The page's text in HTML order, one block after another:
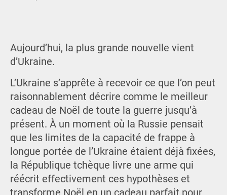
Aujourd’hui, la plus grande nouvelle vient
d’Ukraine.
L’Ukraine s’apprête à recevoir ce que l’on peut
raisonnablement décrire comme le meilleur
cadeau de Noël de toute la guerre jusqu’à
présent. À un moment où la Russie pensait
que les limites de la capacité de frappe à
longue portée de l’Ukraine étaient déjà fixées,
la République tchèque livre une arme qui
réécrit effectivement ces hypothèses et